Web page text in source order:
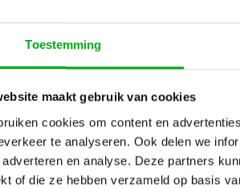
Toestemming
maakt gebruik van cookies
cookies om content en
te analyseren. Ook delen we
adverteren en analyse. Deze partners
of die ze hebben verzameld op basis